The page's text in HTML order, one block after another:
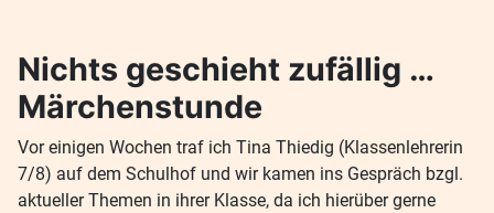
Nichts geschieht zufällig …
Märchenstunde
Vor einigen Wochen traf ich Tina Thiedig (Klassenlehrerin
7/8) auf dem Schulhof und wir kamen ins Gespräch bzgl.
aktueller Themen in ihrer Klasse, da ich hierüber gerne